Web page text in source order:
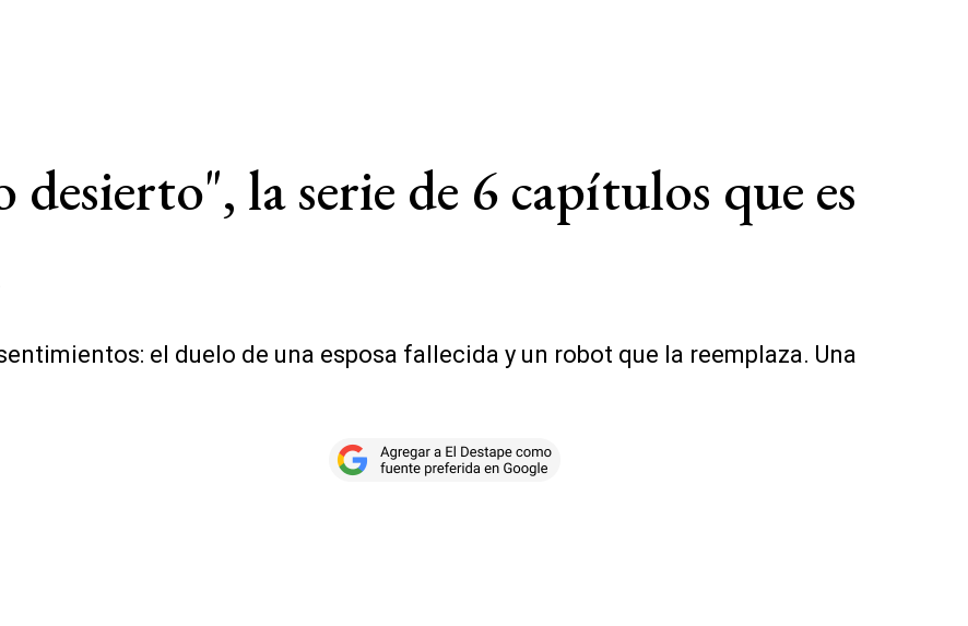
la serie de 6 capítulos que es
el duelo de una esposa fallecida y un robot que la reemplaza. Una